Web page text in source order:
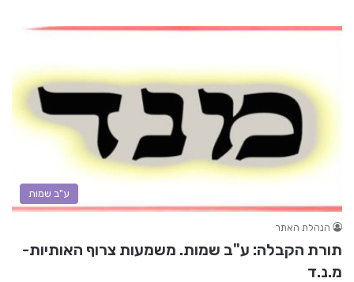
ע"ב שמות
הנהלת האתר
תורת הקבלה: ע"ב שמות. משמעות צרוף האותיות-
מ.נ.ד